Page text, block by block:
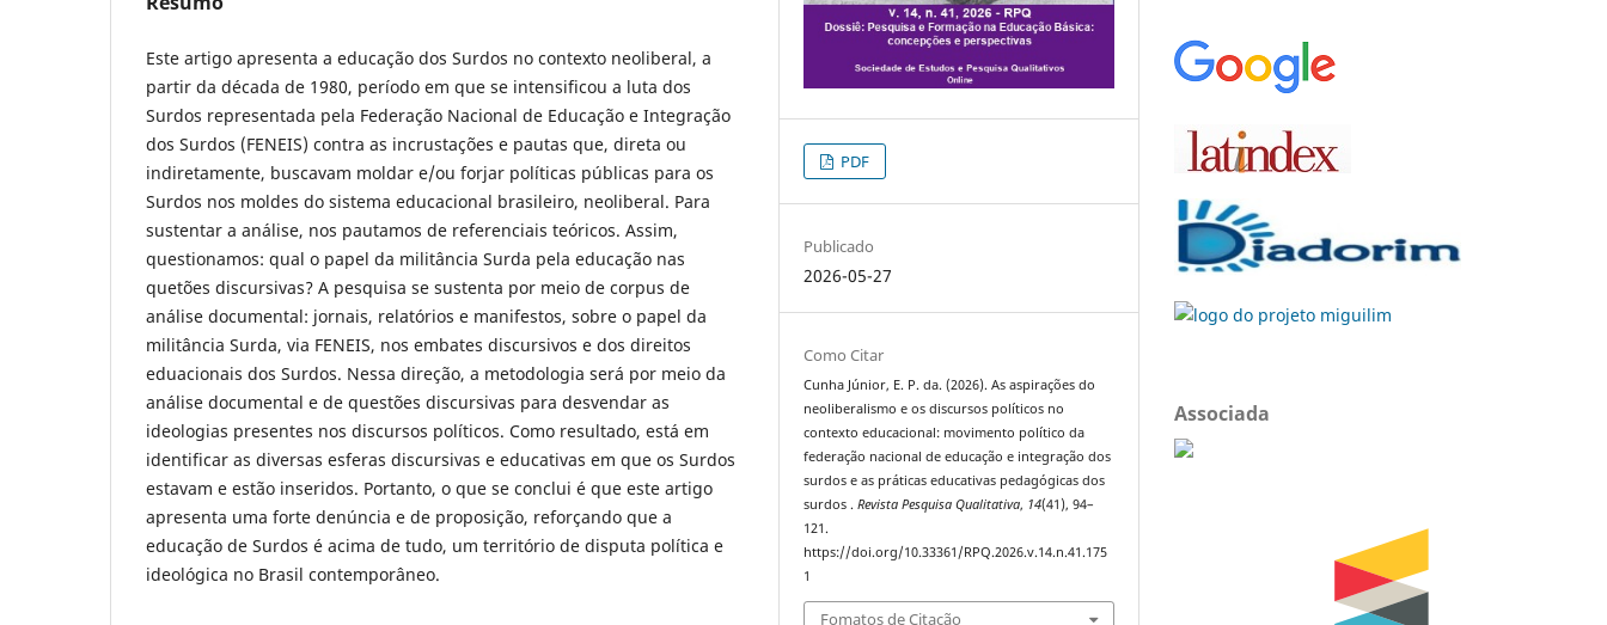
Este artigo apresenta a educação dos Surdos no contexto neoliberal, a
partir da década de 1980, período em que se intensificou a luta dos
Surdos representada pela Federação Nacional de Educação e Integração
dos Surdos (FENEIS) contra as incrustações e pautas que, direta ou
indiretamente, buscavam moldar e/ou forjar políticas públicas para os
Surdos nos moldes do sistema educacional brasileiro, neoliberal. Para
sustentar a análise, nos pautamos de referenciais teóricos. Assim,
questionamos: qual o papel da militância Surda pela educação nas
quetões discursivas? A pesquisa se sustenta por meio de corpus de
análise documental: jornais, relatórios e manifestos, sobre o papel da
militância Surda, via FENEIS, nos embates discursivos e dos direitos
eduacionais dos Surdos. Nessa direção, a metodologia será por meio da
análise documental e de questões discursivas para desvendar as
ideologias presentes nos discursos políticos. Como resultado, está em
identificar as diversas esferas discursivas e educativas em que os Surdos
estavam e estão inseridos. Portanto, o que se conclui é que este artigo
apresenta uma forte denúncia e de proposição, reforçando que a
educação de Surdos é acima de tudo, um território de disputa política e
ideológica no Brasil contemporâneo.
PDF
Publicado
2026-05-27
Como Citar
Cunha Júnior, E. P. da. (2026). As aspirações do
neoliberalismo e os discursos políticos no
contexto educacional: movimento político da
federação nacional de educação e integração dos
surdos e as práticas educativas pedagógicas dos
surdos .Revista Pesquisa Qualitativa, 14(41), 94–
121.
https://doi.org/10.33361/RPQ.2026.v.14.n.41.175
1
Fomatos de Citação
Associada